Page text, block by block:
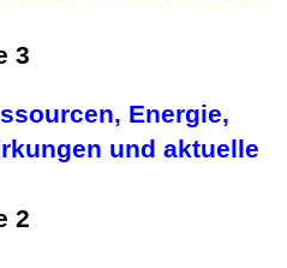
3
Energie,
und aktuelle
2